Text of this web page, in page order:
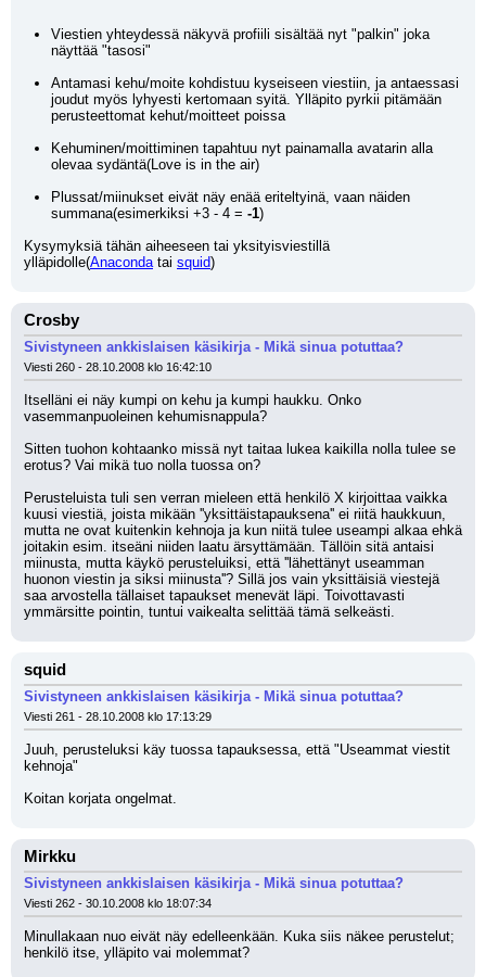
Viestien yhteydessä näkyvä profiili sisältää nyt "palkin" joka
näyttää "tasosi"
Antamasi kehu/moite kohdistuu kyseiseen viestiin, ja antaessasi
joudut myös lyhyesti kertomaan syitä. Ylläpito pyrkii pitämään
perusteettomat kehut/moitteet poissa
Kehuminen/moittiminen tapahtuu nyt painamalla avatarin alla
olevaa sydäntä(Love is in the air)
Plussat/miinukset eivät näy enää eriteltyinä, vaan näiden
summana(esimerkiksi +3 - 4 = -1)
Kysymyksiä tähän aiheeseen tai yksityisviestillä
ylläpidolle(Anaconda tai squid)
Crosby
Sivistyneen ankkislaisen käsikirja - Mikä sinua potuttaa?
Viesti 260 - 28.10.2008 klo 16:42:10
Itselläni ei näy kumpi on kehu ja kumpi haukku. Onko
vasemmanpuoleinen kehumisnappula?
Sitten tuohon kohtaanko missä nyt taitaa lukea kaikilla nolla tulee se
erotus? Vai mikä tuo nolla tuossa on?
Perusteluista tuli sen verran mieleen että henkilö X kirjoittaa vaikka
kuusi viestiä, joista mikään ''yksittäistapauksena'' ei riitä haukkuun,
mutta ne ovat kuitenkin kehnoja ja kun niitä tulee useampi alkaa ehkä
joitakin esim. itseäni niiden laatu ärsyttämään. Tällöin sitä antaisi
miinusta, mutta käykö perusteluiksi, että ''lähettänyt useamman
huonon viestin ja siksi miinusta''? Sillä jos vain yksittäisiä viestejä
saa arvostella tällaiset tapaukset menevät läpi. Toivottavasti
ymmärsitte pointin, tuntui vaikealta selittää tämä selkeästi.
squid
Sivistyneen ankkislaisen käsikirja - Mikä sinua potuttaa?
Viesti 261 - 28.10.2008 klo 17:13:29
Juuh, perusteluksi käy tuossa tapauksessa, että "Useammat viestit
kehnoja"
Koitan korjata ongelmat.
Mirkku
Sivistyneen ankkislaisen käsikirja - Mikä sinua potuttaa?
Viesti 262 - 30.10.2008 klo 18:07:34
Minullakaan nuo eivät näy edelleenkään. Kuka siis näkee perustelut;
henkilö itse, ylläpito vai molemmat?